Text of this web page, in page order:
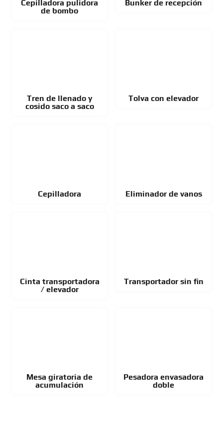
Cepilladora pulidora
de bombo
Bunker de recepción
Tren de llenado y
cosido saco a saco
Tolva con elevador
Cepilladora Eliminador de vanos
Cinta transportadora
/ elevador
Transportador sin fin
Mesa giratoria de
acumulación
Pesadora envasadora
doble